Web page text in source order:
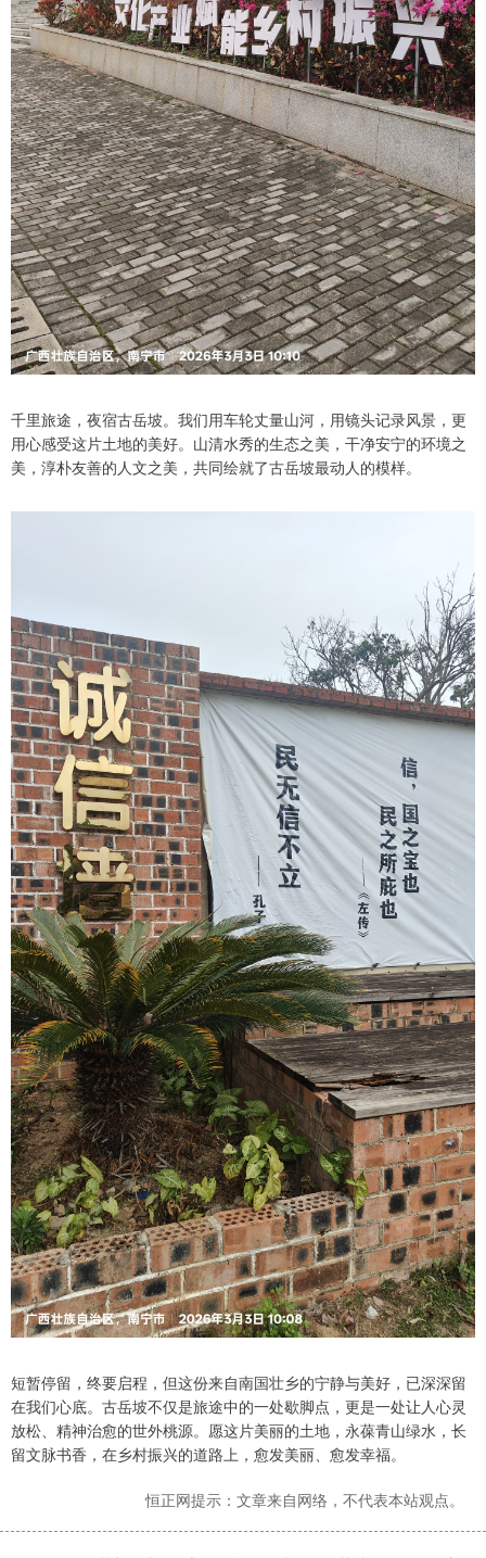
千里旅途，夜宿古岳坡。我们用车轮丈量山河，用镜头记录风景，更
用心感受这片土地的美好。山清水秀的生态之美，干净安宁的环境之
美，淳朴友善的人文之美，共同绘就了古岳坡最动人的模样。
短暂停留，终要启程，但这份来自南国壮乡的宁静与美好，已深深留
在我们心底。古岳坡不仅是旅途中的一处歇脚点，更是一处让人心灵
放松、精神治愈的世外桃源。愿这片美丽的土地，永葆青山绿水，长
留文脉书香，在乡村振兴的道路上，愈发美丽、愈发幸福。
恒正网提示：文章来自网络，不代表本站观点。